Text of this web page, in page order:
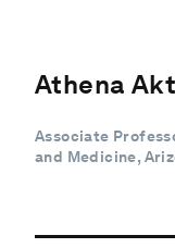
Athena
Associate
and Medicine,